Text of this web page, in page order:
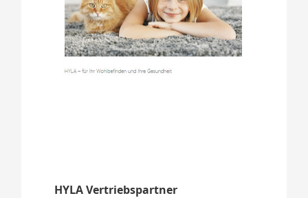
HYLA Vertriebspartner